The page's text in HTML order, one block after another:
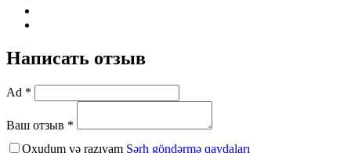
Написать отзыв
Ad *
Ваш отзыв *
Oxudum və razıyam Şərh göndərmə qaydaları